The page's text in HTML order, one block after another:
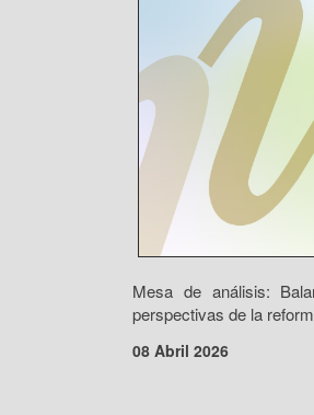
Mesa de análisis:
perspectivas de la
08 Abril 2026